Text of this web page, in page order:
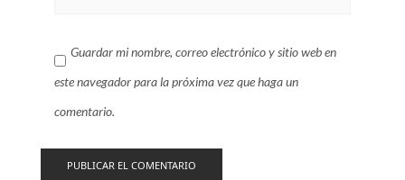
Guardar mi nombre, correo electrónico y sitio web en
este navegador para la próxima vez que haga un
comentario.